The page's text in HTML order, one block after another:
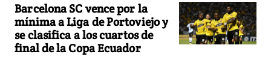
Barcelona SC vence por la
mínima a Liga de Portoviejo y
se clasifica a los cuartos de
final de la Copa Ecuador